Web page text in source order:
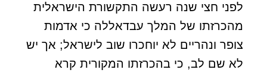
לפני חצי שנה רעשה התקשורת הישראלית
מהכרזתו של המלך עבדאללה כי אדמות
צופר ונהריים לא יוחכרו שוב לישראל; אך יש
לא שם לב, כי בהכרזתו המקורית קרא